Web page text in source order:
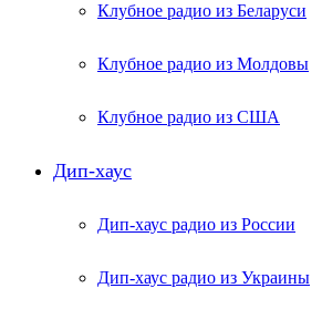
Клубное радио из Беларуси
Клубное радио из Молдовы
Клубное радио из США
Дип-хаус
Дип-хаус радио из России
Дип-хаус радио из Украины